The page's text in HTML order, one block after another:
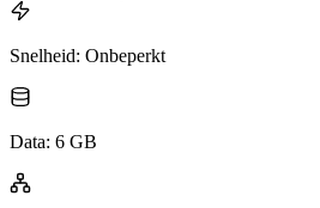
Snelheid: Onbeperkt
Data: 6 GB